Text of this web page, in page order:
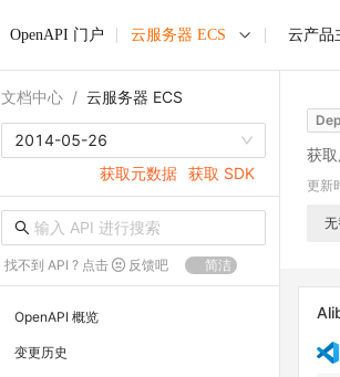
OpenAPI 门户 云服务器 ECS 云产品
文档中心 / 云服务器 ECS
2014-05-26
获取元数据 获取 SDK
找不到 API ? 点击 反馈吧 简洁
OpenAPI 概览
变更历史
获
更新